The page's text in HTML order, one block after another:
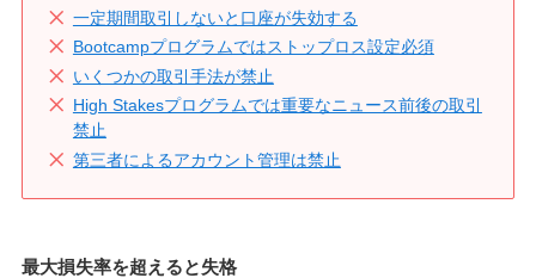
一定期間取引しないと口座が失効する
Bootcampプログラムではストップロス設定必須
いくつかの取引手法が禁止
High Stakesプログラムでは重要なニュース前後の取引
禁止
第三者によるアカウント管理は禁止
最大損失率を超えると失格